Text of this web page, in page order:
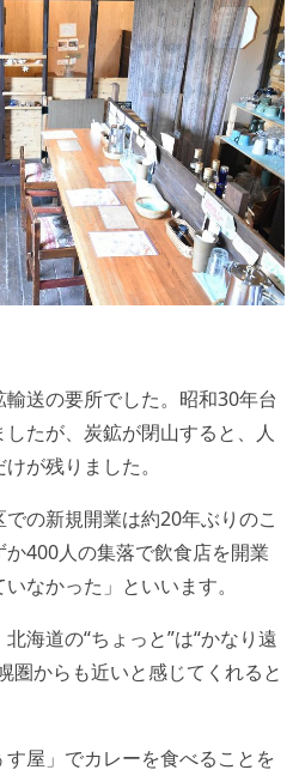
送の要所でした。昭和30年台
たが、炭鉱が閉山すると、人
が残りました。
の新規開業は約20年ぶりのこ
400人の集落で飲食店を開業
なかった」といいます。
海道の“ちょっと”は“かなり遠
圏からも近いと感じてくれると
屋」でカレーを食べることを